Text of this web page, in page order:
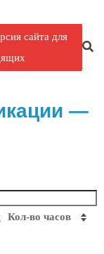
сайта для
—
Кол-во часов